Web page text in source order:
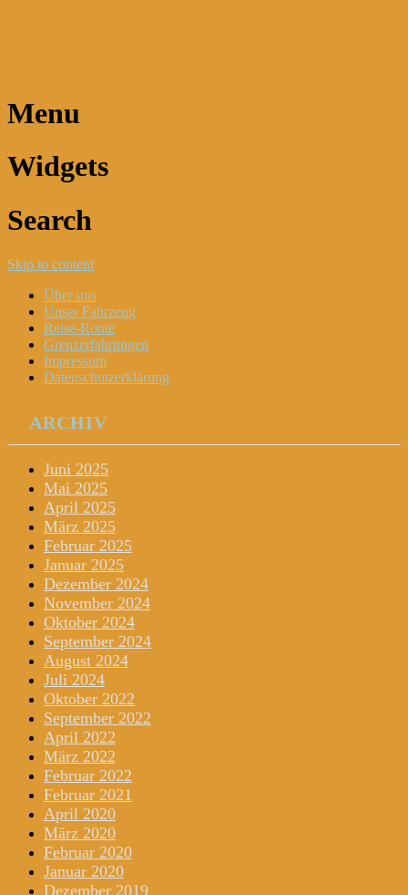
Menu
Widgets
Search
Skip to content
Über uns
Unser Fahrzeug
Reise-Route
Grenzerfahrungen
Impressum
Datenschutzerklärung
ARCHIV
Juni 2025
Mai 2025
April 2025
März 2025
Februar 2025
Januar 2025
Dezember 2024
November 2024
Oktober 2024
September 2024
August 2024
Juli 2024
Oktober 2022
September 2022
April 2022
März 2022
Februar 2022
Februar 2021
April 2020
März 2020
Februar 2020
Januar 2020
Dezember 2019